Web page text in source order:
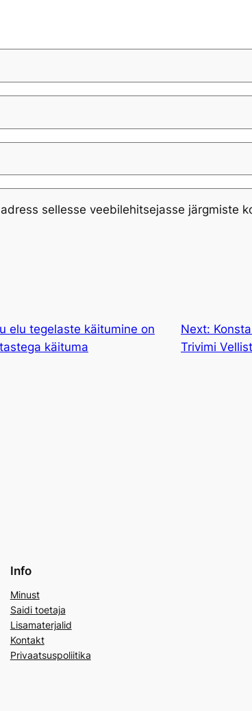
sellesse veebilehitsejasse järgmiste
elu tegelaste käitumine on
käituma
Next:
Trivimi
Info
Minust
Saidi toetaja
Lisamaterjalid
Kontakt
Privaatsuspoliitika